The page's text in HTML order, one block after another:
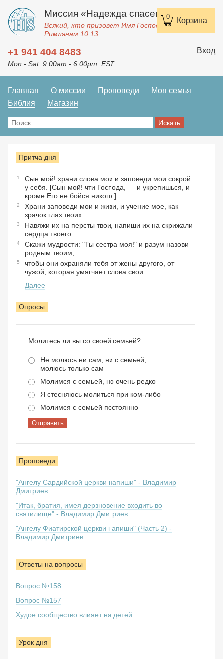
0 Корзина
Миссия «Надежда спасения»
Всякий, кто призовет Имя Господне, спасется.
Римлянам 10:13
+1 941 404 8483
Mon - Sat: 9:00am - 6:00pm. EST
Вход
Главная О миссии Проповеди
Моя семья
Библия
Магазин
Притча дня
1
Сын мой! храни слова мои и заповеди мои сокрой
у себя. [Сын мой! чти Господа, — и укрепишься, и
кроме Его не бойся никого.]
2
Храни заповеди мои и живи, и учение мое, как
зрачок глаз твоих.
3
Навяжи их на персты твои, напиши их на скрижали
сердца твоего.
4
Скажи мудрости: "Ты сестра моя!" и разум назови
родным твоим,
5
чтобы они охраняли тебя от жены другого, от
чужой, которая умягчает слова свои.
Далее
Опросы
Молитесь ли вы со своей семьей?
Не молюсь ни сам, ни с семьей,
молюсь только сам
Молимся с семьей, но очень редко
Я стесняюсь молиться при ком-либо
Молимся с семьей постоянно
Отправить
Проповеди
"Ангелу Сардийской церкви напиши" - Владимир
Дмитриев
"Итак, братия, имея дерзновение входить во
святилище" - Владимир Дмитриев
"Ангелу Фиатирской церкви напиши" (Часть 2) -
Владимир Дмитриев
Ответы на вопросы
Вопрос №158
Вопрос №157
Худое сообщество влияет на детей
Урок дня